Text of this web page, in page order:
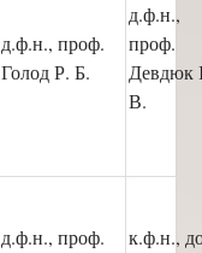
д.ф.н., проф.
Голод Р. Б.
д.ф.н.,
проф.
Девдюк
В.
д.ф.н., проф.
к.ф.н.,